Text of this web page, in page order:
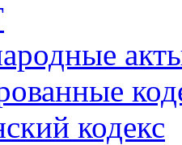
кодекс